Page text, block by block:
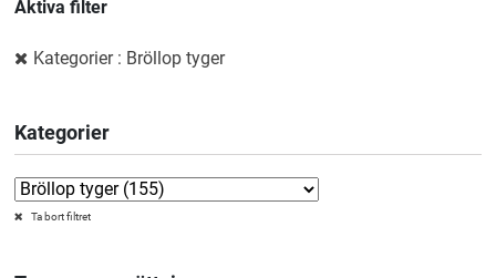
Aktiva filter
Kategorier : Bröllop tyger
Kategorier
Ta bort filtret